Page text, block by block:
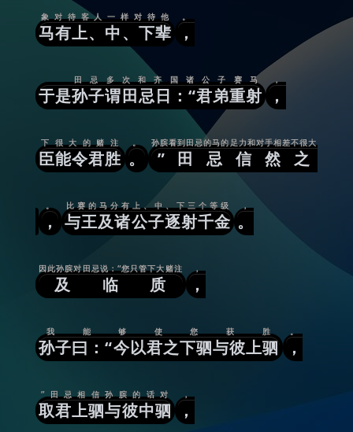
马有上、中、下辈
象对待客人一样对待他
，
。
于是孙子谓田忌日：“君弟重射
田忌多次和齐国诸公子赛马
，
，
臣能令君胜
下很大的赌注
。
。
”田忌信然之
孙膑看到田忌的马的足力和对手相差不很大
，
。
与王及诸公子逐射千金
比赛的马分有上、中、下三个等级
。
，
及临质
因此孙膑对田忌说：“您只管下大赌注
，
，
孙子曰：“今以君之下驷与彼上驷
我能够使您获胜
，
。
取君上驷与彼中驷
”田忌相信孙膑的话对
，
，